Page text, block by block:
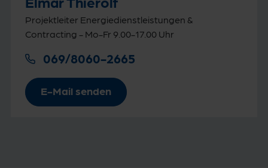
Projektleiter Energiedienstleistungen &
Contracting - Mo-Fr 9.00-17.00 Uhr
069/8060-2665
E-Mail senden